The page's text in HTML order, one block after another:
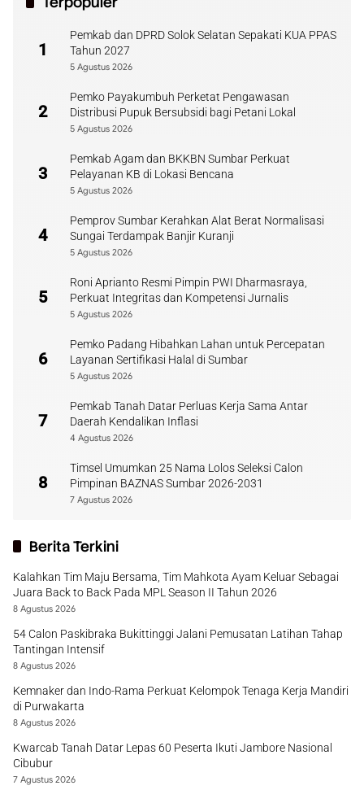
1
Pemkab dan DPRD Solok Selatan Sepakati KUA PPAS
Tahun 2027
5 Agustus 2026
2
Pemko Payakumbuh Perketat Pengawasan
Distribusi Pupuk Bersubsidi bagi Petani Lokal
5 Agustus 2026
3
Pemkab Agam dan BKKBN Sumbar Perkuat
Pelayanan KB di Lokasi Bencana
5 Agustus 2026
4
Pemprov Sumbar Kerahkan Alat Berat Normalisasi
Sungai Terdampak Banjir Kuranji
5 Agustus 2026
5
Roni Aprianto Resmi Pimpin PWI Dharmasraya,
Perkuat Integritas dan Kompetensi Jurnalis
5 Agustus 2026
6
Pemko Padang Hibahkan Lahan untuk Percepatan
Layanan Sertifikasi Halal di Sumbar
5 Agustus 2026
7
Pemkab Tanah Datar Perluas Kerja Sama Antar
Daerah Kendalikan Inflasi
4 Agustus 2026
8
Timsel Umumkan 25 Nama Lolos Seleksi Calon
Pimpinan BAZNAS Sumbar 2026-2031
7 Agustus 2026
Berita Terkini
Kalahkan Tim Maju Bersama, Tim Mahkota Ayam Keluar Sebagai
Juara Back to Back Pada MPL Season II Tahun 2026
8 Agustus 2026
54 Calon Paskibraka Bukittinggi Jalani Pemusatan Latihan Tahap
Tantingan Intensif
8 Agustus 2026
Kemnaker dan Indo-Rama Perkuat Kelompok Tenaga Kerja Mandiri
di Purwakarta
8 Agustus 2026
Kwarcab Tanah Datar Lepas 60 Peserta Ikuti Jambore Nasional
Cibubur
7 Agustus 2026